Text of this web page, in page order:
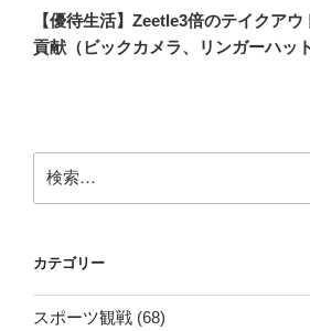
ゲ
ー
の
投
【優待生活】Zeetle3倍のテイクア
貢献（ビックカメラ、リンガーハット
索:
カテゴリー
スポーツ観戦 (68)